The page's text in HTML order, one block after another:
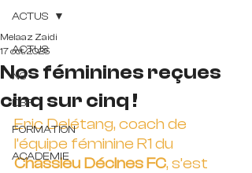
ACTUS
N3
D3F
FORMATION
ACADEMIE
ACTUS
Nos féminines reçues
cinq sur cinq !
Melaaz Zaidi
17 oct. 2025
Eric Delétang, coach de
l’équipe féminine R1 du
Chassieu Décines FC, s’est